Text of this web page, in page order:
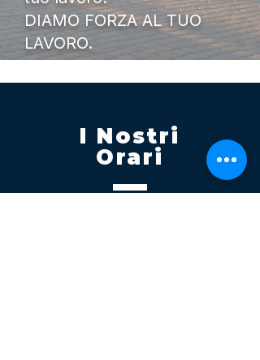
DIAMO FORZA AL TUO
LAVORO.
I Nostri
Orari